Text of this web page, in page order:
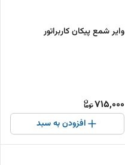
وایر شمع پیکان کاربراتور
715,000
افزودن به سبد